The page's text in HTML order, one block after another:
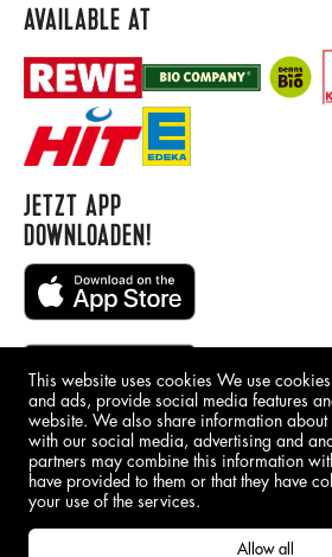
AVAILABLE AT
JETZT APP
DOWNLOADEN!
BORING STUFF
IMPRINT
GDPR
This website uses cookies We use
and ads, provide social media features
website. We also share information
with our social media, advertising and
partners may combine this information
have provided to them or that they have
your use of the services.
Allow all